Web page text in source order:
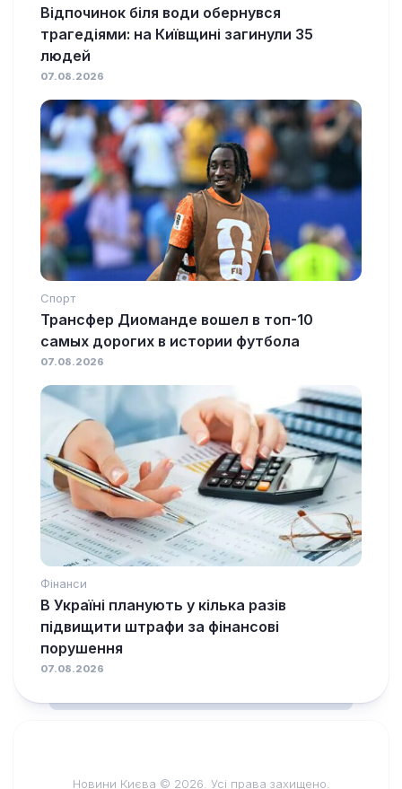
Відпочинок біля води обернувся
трагедіями: на Київщині загинули 35
людей
07.08.2026
Спорт
Трансфер Диоманде вошел в топ-10
самых дорогих в истории футбола
07.08.2026
Фінанси
В Україні планують у кілька разів
підвищити штрафи за фінансові
порушення
07.08.2026
Новини Києва © 2026. Усі права захищено.